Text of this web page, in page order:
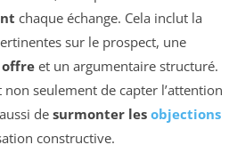
chaque échange. Cela inclut la
sur le prospect, une
offre et un argumentaire structuré.
seulement de capter l’attention
de surmonter les objections
constructive.